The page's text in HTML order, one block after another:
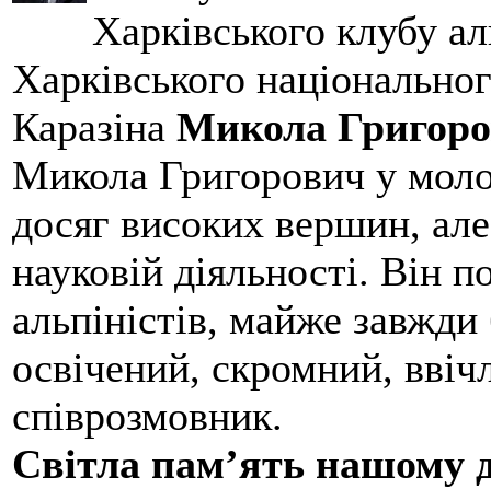
Харківського клубу
Харківського
Каразіна Микола
Микола Григорович у
досяг високих вершин,
науковій діяльності. Він
альпіністів, майже
освічений, скромний,
співрозмовник.
Світла пам’ять нашому